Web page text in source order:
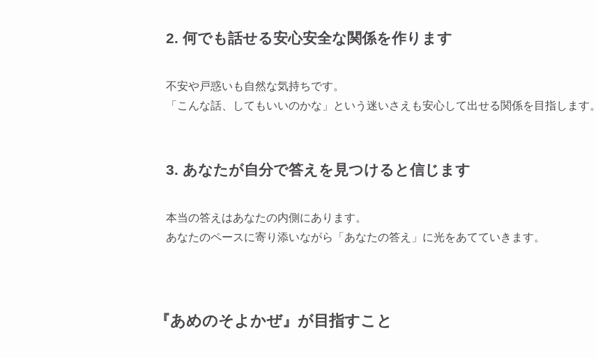
2. 何でも話せる安心安全な関係を作ります
不安や戸惑いも自然な気持ちです。
「こんな話、してもいいのかな」という迷いさえも安心して出せる関係を目指します。
3. あなたが自分で答えを見つけると信じます
本当の答えはあなたの内側にあります。
あなたのペースに寄り添いながら「あなたの答え」に光をあてていきます。
『あめのそよかぜ』が目指すこと